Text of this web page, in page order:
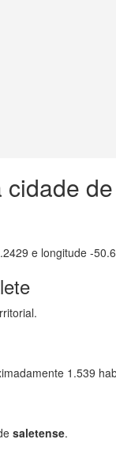
cidade de
e longitude -
1.539
saletense.